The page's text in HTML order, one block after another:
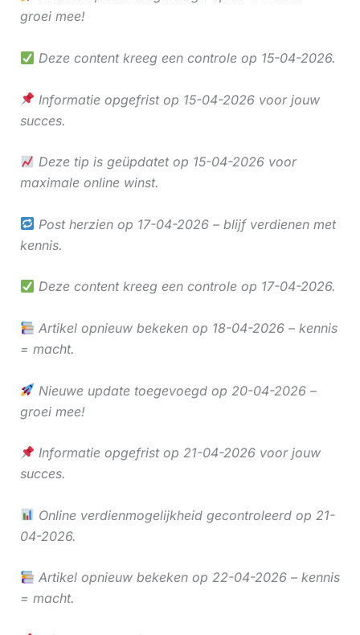
groei mee!
Deze content kreeg een controle op 15-04-2026.
Informatie opgefrist op 15-04-2026 voor jouw
succes.
Deze tip is geüpdatet op 15-04-2026 voor
maximale online winst.
Post herzien op 17-04-2026 – blijf verdienen met
kennis.
Deze content kreeg een controle op 17-04-2026.
Artikel opnieuw bekeken op 18-04-2026 – kennis
= macht.
Nieuwe update toegevoegd op 20-04-2026 –
groei mee!
Informatie opgefrist op 21-04-2026 voor jouw
succes.
Online verdienmogelijkheid gecontroleerd op 21-
04-2026.
Artikel opnieuw bekeken op 22-04-2026 – kennis
= macht.